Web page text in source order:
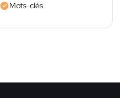
Mots-clés